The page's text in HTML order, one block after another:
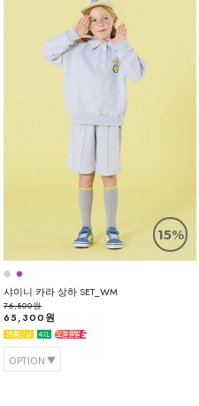
15%
샤이니 카라 상하 SET_WM
76,800원
65,300원
OPTION